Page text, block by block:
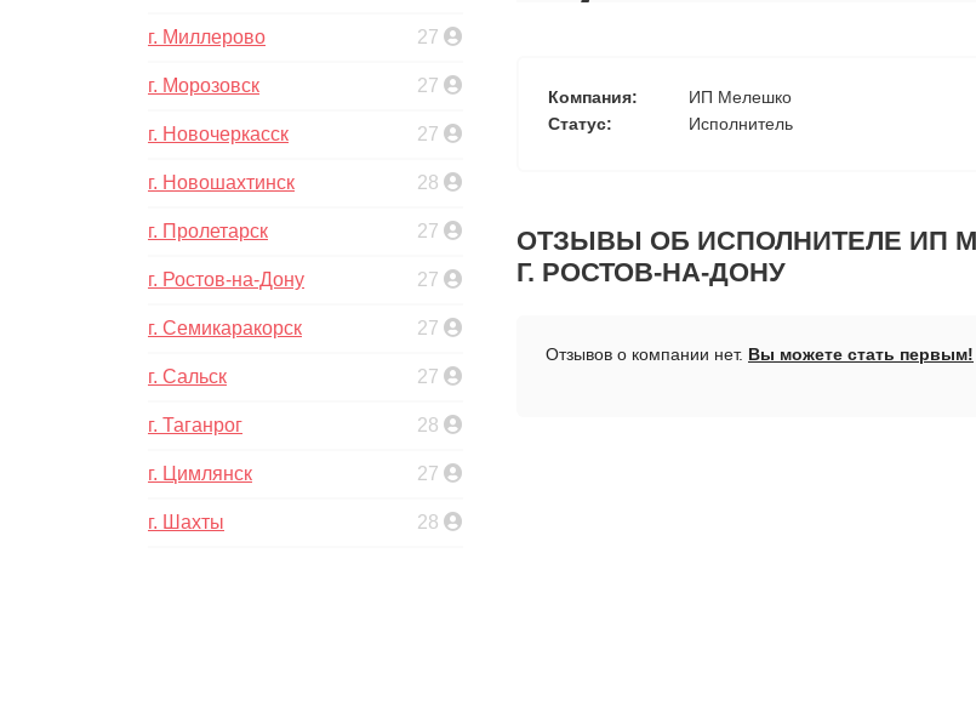
г. Миллерово 27
г. Морозовск 27
г. Новочеркасск 27
г. Новошахтинск 28
г. Пролетарск 27
г. Ростов-на-Дону 27
г. Семикаракорск 27
г. Сальск 27
г. Таганрог 28
г. Цимлянск 27
г. Шахты 28
Компания:
ИП Мелешко
Статус:
Исполнитель
ОТЗЫВЫ ОБ ИСПОЛНИТЕЛЕ ИП
Г. РОСТОВ-НА-ДОНУ
Отзывов о компании нет. Вы можете стать первым!